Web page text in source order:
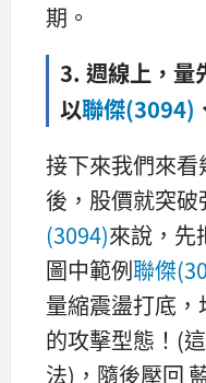
期。
3. 週線上，量
以聯傑(3094)
接下來我們來看
後，股價就突
(3094)來說，先
圖中範例聯傑
量縮震盪打底
的攻擊型態！(
法)，隨後壓回